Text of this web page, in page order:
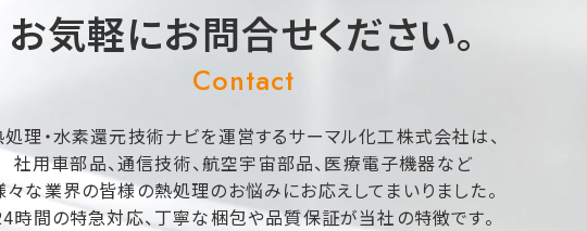
お気軽にお問合せください。
Contact
処理・水素還元技術ナビを運営するサーマル化工株式会社は、
社用車部品、通信技術、航空宇宙部品、医療電子機器など
々な業界の皆様の熱処理のお悩みにお応えしてまいりました。
時間の特急対応、丁寧な梱包や品質保証が当社の特徴です。